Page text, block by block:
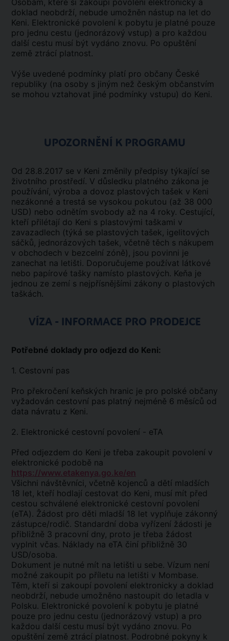
Osobám, které si zakoupí povolení elektronicky a
doklad neobdrží, nebude umožněn nástup na let do
Keni. Elektronické povolení k pobytu je platné pouze
pro jednu cestu (jednorázový vstup) a pro každou
další cestu musí být vydáno znovu. Po opuštění
země ztrácí platnost.
Výše uvedené podmínky platí pro občany České
republiky (na osoby s jiným než českým občanstvím
se mohou vztahovat jiné podmínky vstupu) do Keni.
UPOZORNĚNÍ K PROGRAMU
Od 28.8.2017 se v Keni změnily předpisy týkající se
životního prostředí. V důsledku platného zákona je
používání, výroba a dovoz plastových tašek v Keni
nezákonné a trestá se vysokou pokutou (až 38 000
USD) nebo odnětím svobody až na 4 roky. Cestující,
kteří přilétají do Keni s plastovými taškami v
zavazadlech (týká se plastových tašek, igelitových
sáčků, jednorázových tašek, včetně těch s nákupem
v obchodech v bezcelní zóně), jsou povinni je
zanechat na letišti. Doporučujeme používat látkové
nebo papírové tašky namísto plastových. Keňa je
jednou ze zemí s nejpřísnějšími zákony o plastových
taškách.
VÍZA - INFORMACE PRO PRODEJCE
Potřebné doklady pro odjezd do Keni:
1. Cestovní pas
Pro překročení keňských hranic je pro polské občany
vyžadován cestovní pas platný nejméně 6 měsíců od
data návratu z Keni.
2. Elektronické cestovní povolení - eTA
Před odjezdem do Keni je třeba zakoupit povolení v
elektronické podobě na
https://www.etakenya.go.ke/en
Všichni návštěvníci, včetně kojenců a dětí mladších
18 let, kteří hodlají cestovat do Keni, musí mít před
cestou schválené elektronické cestovní povolení
(eTA). Žádost pro děti mladší 18 let vyplňuje zákonný
zástupce/rodič. Standardní doba vyřízení žádosti je
přibližně 3 pracovní dny, proto je třeba žádost
vyplnit včas. Náklady na eTA činí přibližně 30
USD/osoba.
Dokument je nutné mít na letišti u sebe. Vízum není
možné zakoupit po příletu na letišti v Mombase.
Těm, kteří si zakoupí povolení elektronicky a doklad
neobdrží, nebude umožněno nastoupit do letadla v
Polsku. Elektronické povolení k pobytu je platné
pouze pro jednu cestu (jednorázový vstup) a pro
každou další cestu musí být vydáno znovu. Po
opuštění země ztrácí platnost. Podrobné pokyny k